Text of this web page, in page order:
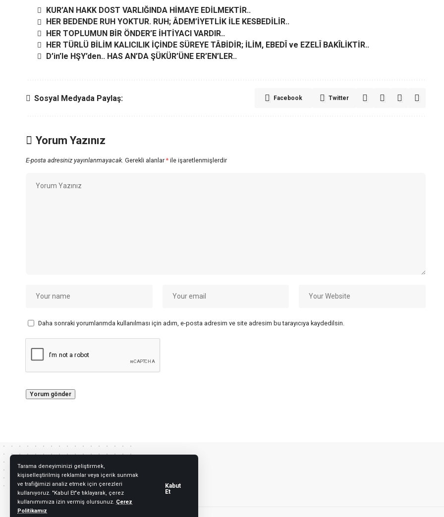
Tarama deneyiminizi geliştirmek,
kişiselleştirilmiş reklamlar veya içerik sunmak
ve trafiğimizi analiz etmek için çerezleri
kullanıyoruz. "Kabul Et"e tıklayarak, çerez
kullanımımıza izin vermiş olursunuz. Çerez
Politikamız
Kabut
Et
KUR’AN HAKK DOST VARLIĞINDA HİMAYE EDİLMEKTİR..
HER BEDENDE RUH YOKTUR. RUH; ÂDEM’İYETLİK İLE KESBEDİLİR..
HER TOPLUMUN BİR ÖNDER’E İHTİYACI VARDIR..
HER TÜRLÜ BİLİM KALICILIK İÇİNDE SÜREYE TÂBİDİR; İLİM, EBEDÎ ve EZELÎ BAKÎLİKTİR..
D’in’le HŞY’den.. HAS AN’DA ŞÜKÜR’ÜNE ER’EN’LER..
Sosyal Medyada Paylaş: Facebook Twitter
Yorum Yazınız
E-posta adresiniz yayınlanmayacak. Gerekli alanlar* ile işaretlenmişlerdir
Daha sonraki yorumlarımda kullanılması için adım, e-posta adresim ve site adresim bu tarayıcıya kaydedilsin.